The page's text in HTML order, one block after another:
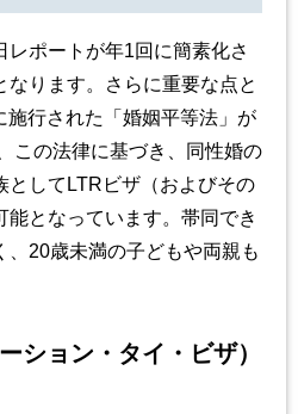
レポートが年1回に簡素化さ
ります。さらに重要な点と
施行された「婚姻平等法」が
この法律に基づき、同性婚の
としてLTRビザ（およびその
能となっています。帯同でき
、20歳未満の子どもや両親も
ション・タイ・ビザ）